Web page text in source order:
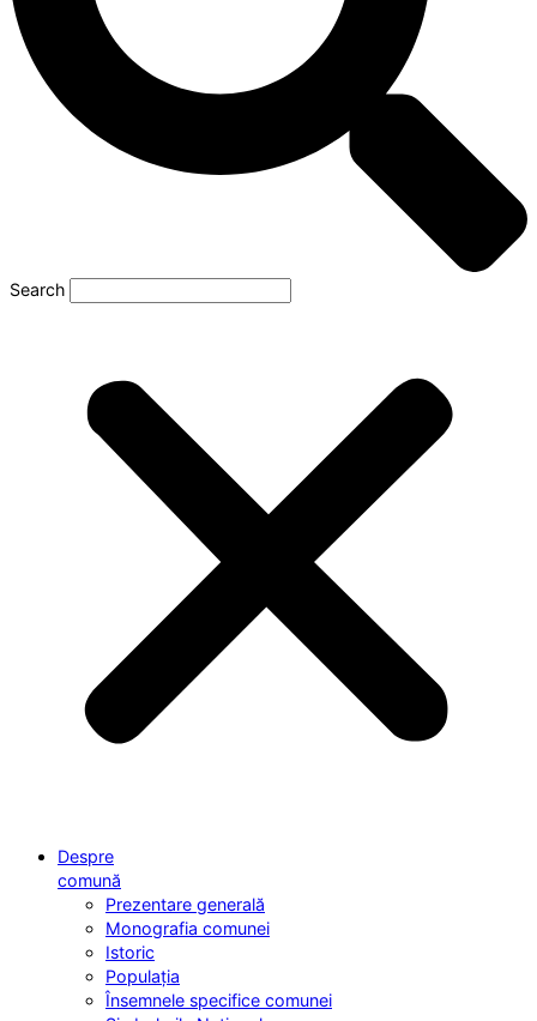
Search
Despre
comună
Prezentare generală
Monografia comunei
Istoric
Populația
Însemnele specifice comunei